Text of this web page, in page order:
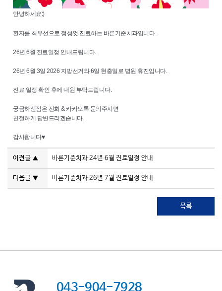
안녕하세요:)
환자를 최우선으로 정성껏 진료하는 바른기준치과입니다.
26년 6월 진료일정 안내드립니다.
26년 6월 3일 2026 지방선거와 6일 현충일로 병원 휴진입니다.
진료 일정 확인 후에 내원 부탁드립니다.
궁금하신점은 전화 & 카카오톡 문의주시면
친절하게 답변드리겠습니다.
감사합니다♥
이전글 ▲ 바른기준치과 24년 6월 진료일정 안내
다음글 ▼ 바른기준치과 26년 7월 진료일정 안내
목록
043-904-7928